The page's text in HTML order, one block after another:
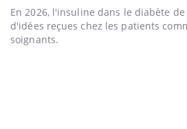
En 2026, l'insuline dans le diabète
d'idées reçues chez les patients
soignants.